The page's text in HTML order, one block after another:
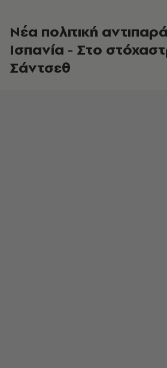
Νέα πολιτική
Ισπανία - Στο
Σάντσεθ